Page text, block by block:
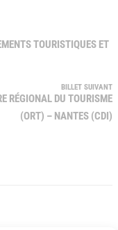
TOURISTIQUES ET
BILLET SUIVANT
RÉGIONAL DU TOURISME
(ORT) – NANTES (CDI)